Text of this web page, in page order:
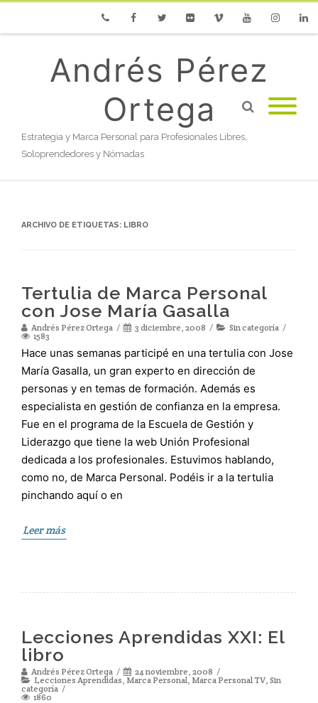
Andrés Pérez
Ortega
Estrategia y Marca Personal para Profesionales Libres,
Soloprendedores y Nómadas
ARCHIVO DE ETIQUETAS: LIBRO
Tertulia de Marca Personal
con Jose María Gasalla
Andrés Pérez Ortega 3 diciembre, 2008
Sin categoría
1583
Hace unas semanas participé en una tertulia con Jose
María Gasalla, un gran experto en dirección de
personas y en temas de formación. Además es
especialista en gestión de confianza en la empresa.
Fue en el programa de la Escuela de Gestión y
Liderazgo que tiene la web Unión Profesional
dedicada a los profesionales. Estuvimos hablando,
como no, de Marca Personal. Podéis ir a la tertulia
pinchando aquí o en
Leer más
Lecciones Aprendidas XXI: El
libro
Andrés Pérez Ortega
24 noviembre, 2008
Lecciones Aprendidas, Marca Personal, Marca Personal TV, Sin
categoría
1860